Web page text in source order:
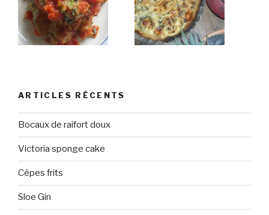
ARTICLES RÉCENTS
Bocaux de raifort doux
Victoria sponge cake
Cèpes frits
Sloe Gin